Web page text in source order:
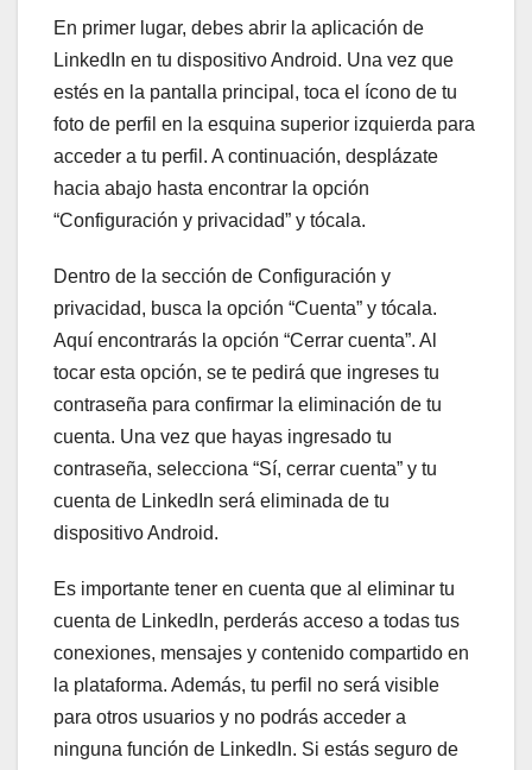
En primer lugar, debes abrir la aplicación de
LinkedIn en tu dispositivo Android. Una vez que
estés en la pantalla principal, toca el ícono de tu
foto de perfil en la esquina superior izquierda para
acceder a tu perfil. A continuación, desplázate
hacia abajo hasta encontrar la opción
“Configuración y privacidad” y tócala.
Dentro de la sección de Configuración y
privacidad, busca la opción “Cuenta” y tócala.
Aquí encontrarás la opción “Cerrar cuenta”. Al
tocar esta opción, se te pedirá que ingreses tu
contraseña para confirmar la eliminación de tu
cuenta. Una vez que hayas ingresado tu
contraseña, selecciona “Sí, cerrar cuenta” y tu
cuenta de LinkedIn será eliminada de tu
dispositivo Android.
Es importante tener en cuenta que al eliminar tu
cuenta de LinkedIn, perderás acceso a todas tus
conexiones, mensajes y contenido compartido en
la plataforma. Además, tu perfil no será visible
para otros usuarios y no podrás acceder a
ninguna función de LinkedIn. Si estás seguro de